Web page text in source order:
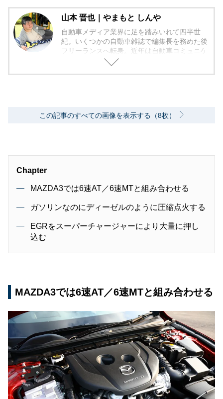
山本 晋也｜やまもと しんや
自動車メディア業界に足を踏みいれて四半世
紀。いくつかの自動車雑誌で編集長を務めた後
フリーランスへ転身。近年は自動車コミュニケ
ータ、自動車コラムニストとして活動してい
この記事のすべての画像を表示する（8枚）
Chapter
MAZDA3では6速AT／6速MTと組み合わせる
ガソリンなのにディーゼルのように圧縮点火する
EGRをスーパーチャージャーにより大量に押し
込む
MAZDA3では6速AT／6速MTと組み合わせる